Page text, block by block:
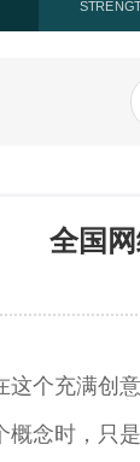
全国
这个充满创
概念时，只